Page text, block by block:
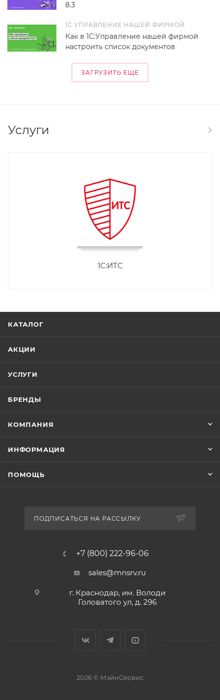
8.3
1С УПРАВЛЕНИЕ НАШЕЙ ФИРМОЙ
Как в 1С:Управление нашей фирмой
настроить список документов
ЗАГРУЗИТЬ ЕЩЕ
Услуги
1С:ИТС
КАТАЛОГ
АКЦИИ
УСЛУГИ
БРЕНДЫ
КОМПАНИЯ
ИНФОРМАЦИЯ
ПОМОЩЬ
ПОДПИСАТЬСЯ НА РАССЫЛКУ
+7 (800) 222-96-06
sales@mnsrv.ru
г. Краснодар, им. Володи
Головатого ул, д. 296
2026 © МэйнСервис